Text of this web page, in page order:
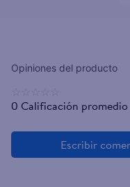
0 Calificación promedio